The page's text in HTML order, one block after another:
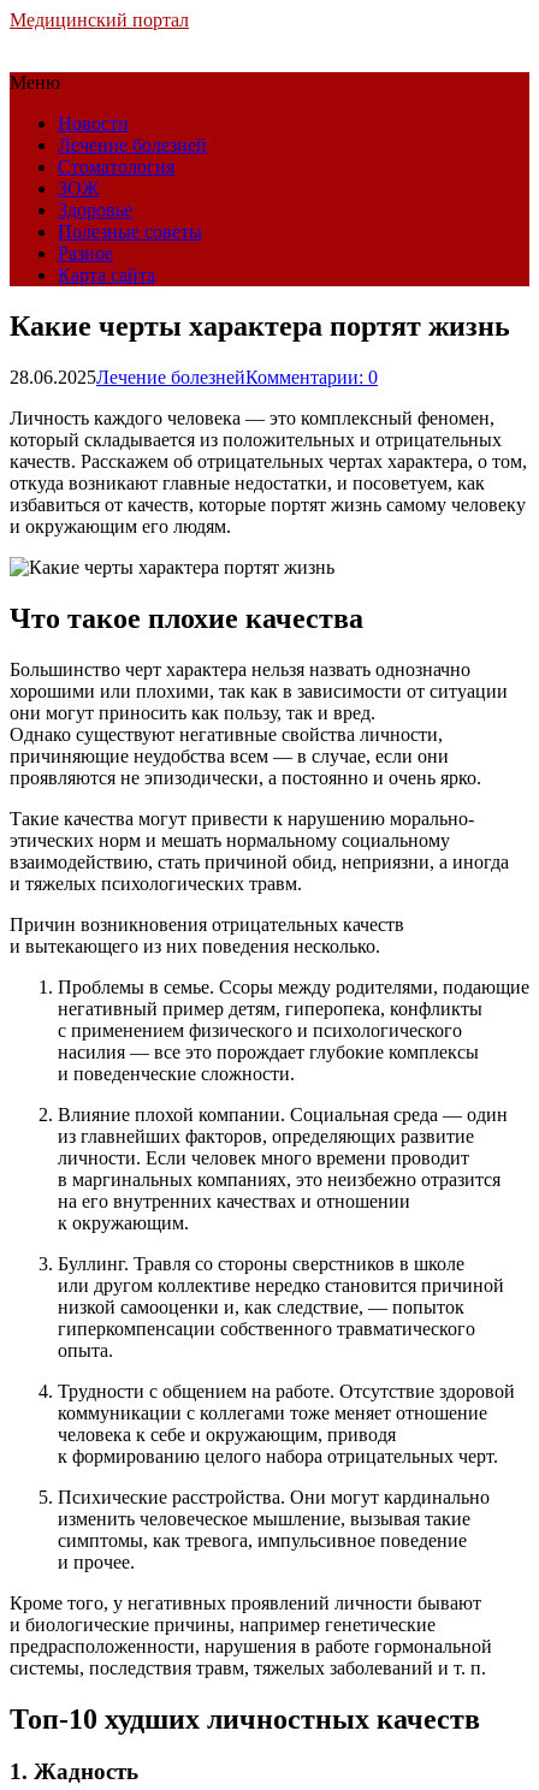
Медицинский портал
Меню
Новости
Лечение болезней
Стоматология
ЗОЖ
Здоровье
Полезные советы
Разное
Карта сайта
Какие черты характера портят жизнь
28.06.2025Лечение болезнейКомментарии: 0
Личность каждого человека — это комплексный феномен,
который складывается из положительных и отрицательных
качеств. Расскажем об отрицательных чертах характера, о том,
откуда возникают главные недостатки, и посоветуем, как
избавиться от качеств, которые портят жизнь самому человеку
и окружающим его людям.
Что такое плохие качества
Большинство черт характера нельзя назвать однозначно
хорошими или плохими, так как в зависимости от ситуации
они могут приносить как пользу, так и вред.
Однако существуют негативные свойства личности,
причиняющие неудобства всем — в случае, если они
проявляются не эпизодически, а постоянно и очень ярко.
Такие качества могут привести к нарушению морально-
этических норм и мешать нормальному социальному
взаимодействию, стать причиной обид, неприязни, а иногда
и тяжелых психологических травм.
Причин возникновения отрицательных качеств
и вытекающего из них поведения несколько.
Проблемы в семье. Ссоры между родителями, подающие
негативный пример детям, гиперопека, конфликты
с применением физического и психологического
насилия — все это порождает глубокие комплексы
и поведенческие сложности.
Влияние плохой компании. Социальная среда — один
из главнейших факторов, определяющих развитие
личности. Если человек много времени проводит
в маргинальных компаниях, это неизбежно отразится
на его внутренних качествах и отношении
к окружающим.
Буллинг. Травля со стороны сверстников в школе
или другом коллективе нередко становится причиной
низкой самооценки и, как следствие, — попыток
гиперкомпенсации собственного травматического
опыта.
Трудности с общением на работе. Отсутствие здоровой
коммуникации с коллегами тоже меняет отношение
человека к себе и окружающим, приводя
к формированию целого набора отрицательных черт.
Психические расстройства. Они могут кардинально
изменить человеческое мышление, вызывая такие
симптомы, как тревога, импульсивное поведение
и прочее.
Кроме того, у негативных проявлений личности бывают
и биологические причины, например генетические
предрасположенности, нарушения в работе гормональной
системы, последствия травм, тяжелых заболеваний и т. п.
Топ-10 худших личностных качеств
1. Жадность